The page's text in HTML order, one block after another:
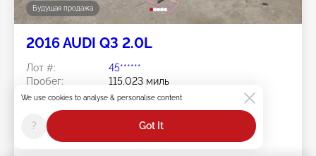
Будущая продажа
2016 AUDI Q3 2.0L
Лот #:
45******
Пробег:
115,023 миль
Повреждения:
Левая сторона
Doc Type:
Salvage Texas
Площадка:
TX - JUSTIN
Дата торгов:
We use cookies to analyse & personalise content
? Got It